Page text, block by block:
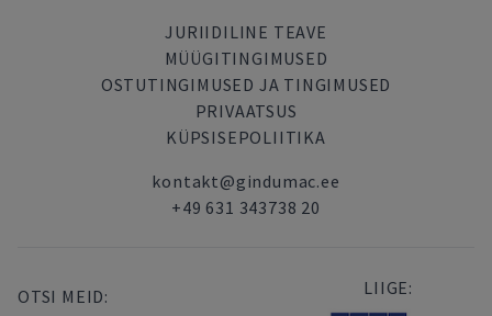
JURIIDILINE TEAVE
MÜÜGITINGIMUSED
OSTUTINGIMUSED JA TINGIMUSED
PRIVAATSUS
KÜPSISEPOLIITIKA
kontakt@gindumac.ee
+49 631 343738 20
OTSI MEID: LIIGE: